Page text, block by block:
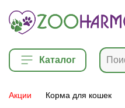
Каталог
Акции Корма для кошек